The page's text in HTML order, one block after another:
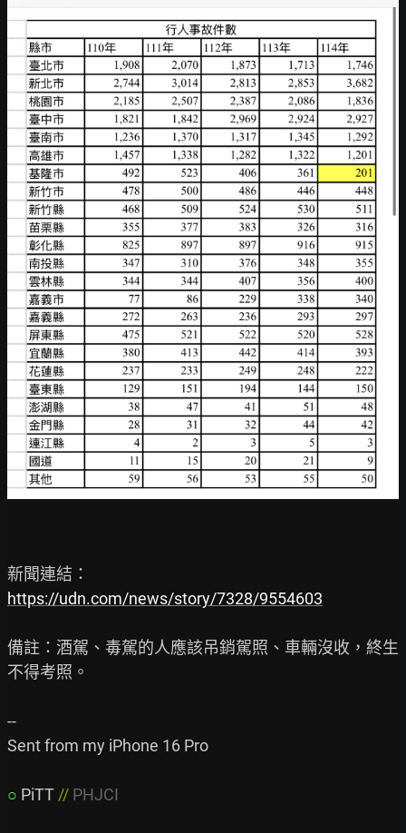
https://udn.com/news/story/7328/9554603
備註：酒駕、毒駕的人應該吊銷駕照、車輛沒收，終生
不得考照。
--
Sent from my iPhone 16 Pro
○ PiTT // PHJCI